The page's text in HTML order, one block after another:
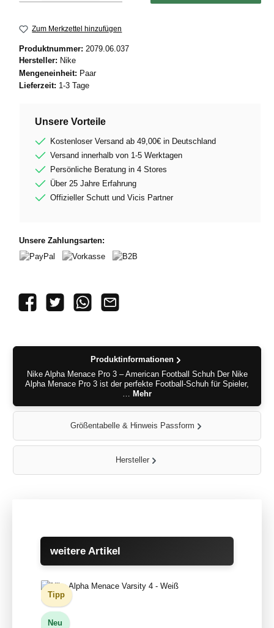
Zum Merkzettel hinzufügen
Produktnummer: 2079.06.037
Hersteller: Nike
Mengeneinheit: Paar
Lieferzeit: 1-3 Tage
Unsere Vorteile
Kostenloser Versand ab 49,00€ in Deutschland
Versand innerhalb von 1-5 Werktagen
Persönliche Beratung in 4 Stores
Über 25 Jahre Erfahrung
Offizieller Schutt und Vicis Partner
Unsere Zahlungsarten:
Produktinformationen
Nike Alpha Menace Pro 3 – American Football Schuh Der Nike
Alpha Menace Pro 3 ist der perfekte Football-Schuh für Spieler,
… Mehr
Größentabelle & Hinweis Passform
Hersteller
Produktgalerie überspringen
weitere Artikel
Tipp
Neu